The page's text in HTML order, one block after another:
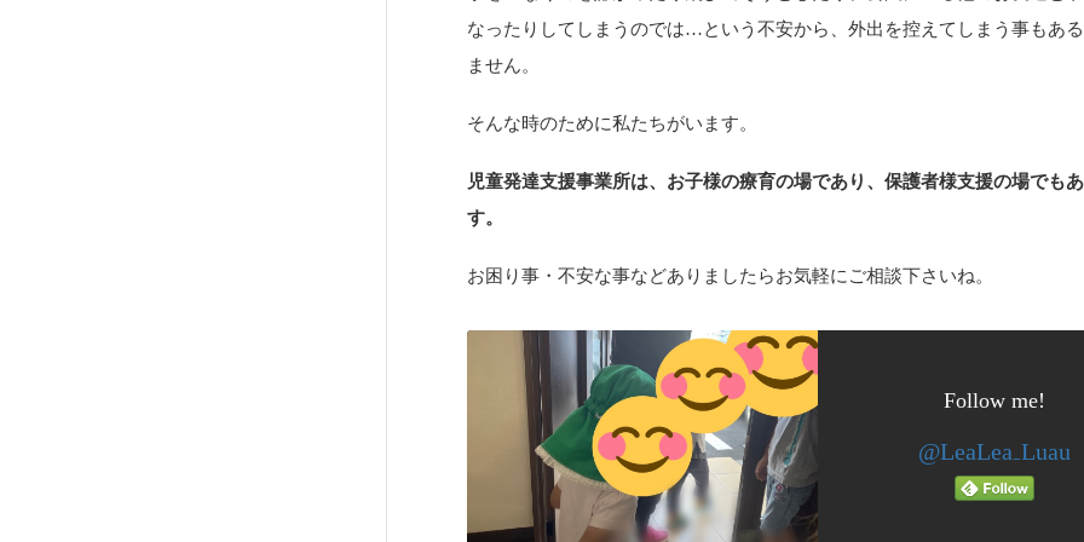
なったりしてしまうのでは…という不安から、外出を控えてしまう事もあ
ません。
そんな時のために私たちがいます。
児童発達支援事業所は、お子様の療育の場であり、保護者様支援の場でも
す。
お困り事・不安な事などありましたらお気軽にご相談下さいね。
Follow me!
@LeaLea₋Luau